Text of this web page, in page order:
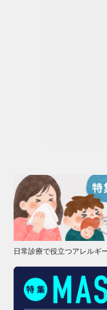
日常診療で役立つアレルギ